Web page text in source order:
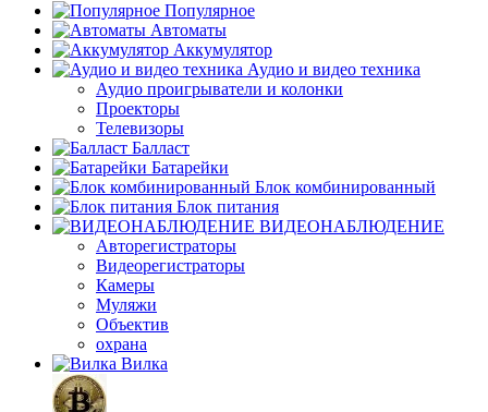
Популярное
Автоматы
Аккумулятор
Аудио и видео техника
Аудио проигрыватели и колонки
Проекторы
Телевизоры
Балласт
Батарейки
Блок комбинированный
Блок питания
ВИДЕОНАБЛЮДЕНИЕ
Авторегистраторы
Видеорегистраторы
Камеры
Муляжи
Объектив
охрана
Вилка